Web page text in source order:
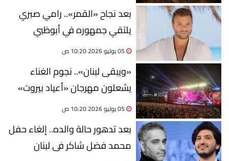
بعد نجاح «القمر».. رامي صبري
يلتقي جمهوره في أبوظبي
05 يوليو 2026 10:20 ص
«ويبقى لبنان».. نجوم الغناء
يشعلون مهرجان «أعياد بيروت»
05 يوليو 2026 10:20 ص
بعد تدهور حالة والده.. إلغاء حفل
محمد فضل شاكر فى لبنان